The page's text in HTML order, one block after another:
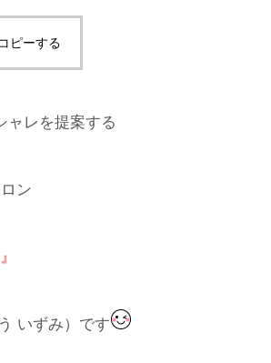
ピーする
ャレを提案する
ン
』
いずみ）です